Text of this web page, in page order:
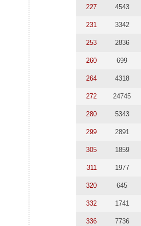
227 4543
231 3342
253 2836
260 699
264 4318
272 24745
280 5343
299 2891
305 1859
311 1977
320 645
332 1741
336 7736